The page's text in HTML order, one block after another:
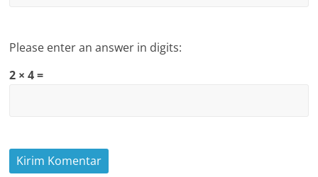
Please enter an answer in digits:
2 × 4 =